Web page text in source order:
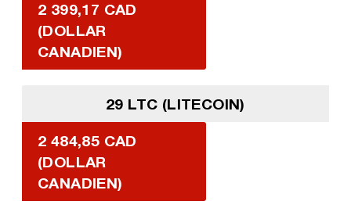
2 399,17 CAD
(DOLLAR
CANADIEN)
29 LTC (LITECOIN)
2 484,85 CAD
(DOLLAR
CANADIEN)